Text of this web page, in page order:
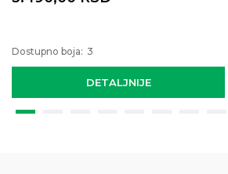
DETALJNIJE
Dostupno boja: 3